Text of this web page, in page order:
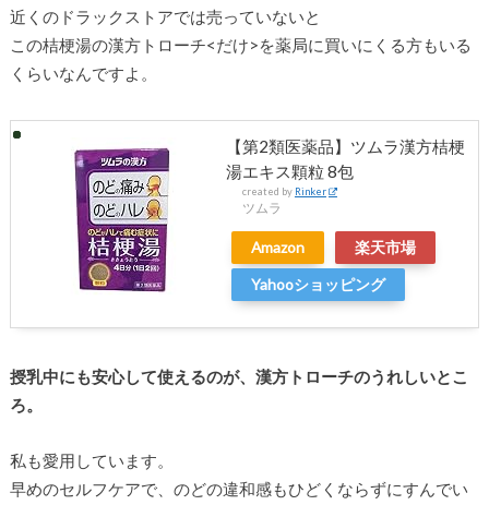
近くのドラックストアでは売っていないと
この桔梗湯の漢方トローチ<だけ>を薬局に買いにくる方もいる
くらいなんですよ。
【第2類医薬品】ツムラ漢方桔梗
湯エキス顆粒 8包
created by Rinker
ツムラ
Amazon
楽天市場
Yahooショッピング
授乳中にも安心して使えるのが、漢方トローチのうれしいとこ
ろ。
私も愛用しています。
早めのセルフケアで、のどの違和感もひどくならずにすんでい